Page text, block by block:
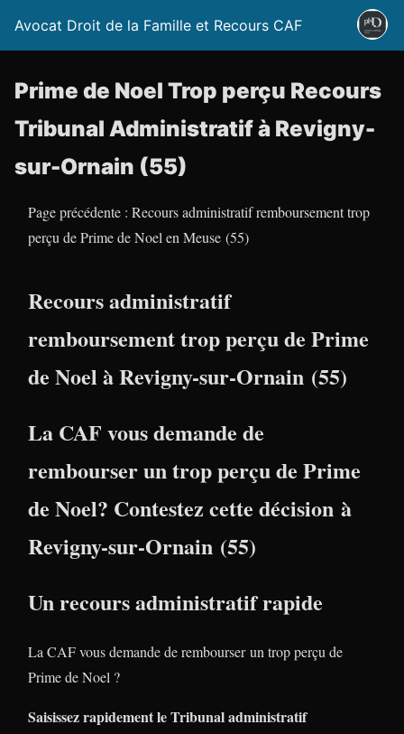
Avocat Droit de la Famille et Recours CAF
Prime de Noel Trop perçu Recours
Tribunal Administratif à Revigny-
sur-Ornain (55)
Page précédente : Recours administratif remboursement trop
perçu de Prime de Noel en Meuse (55)
Recours administratif
remboursement trop perçu de Prime
de Noel à Revigny-sur-Ornain (55)
La CAF vous demande de
rembourser un trop perçu de Prime
de Noel? Contestez cette décision à
Revigny-sur-Ornain (55)
Un recours administratif rapide
La CAF vous demande de rembourser un trop perçu de
Prime de Noel ?
Saisissez rapidement le Tribunal administratif